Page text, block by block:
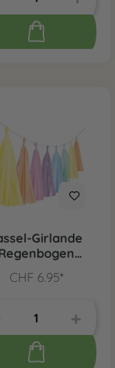
Girlande
CHF 6.95*